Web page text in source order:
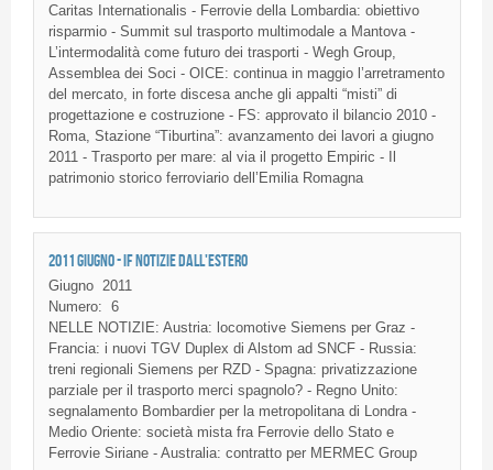
Caritas Internationalis - Ferrovie della Lombardia: obiettivo
risparmio- Summit sul trasporto multimodalea Mantova-
L’intermodalitàcome futuro dei trasporti - WeghGroup,
Assemblea dei Soci - OICE: continua in maggio l’arretramento
del mercato, in forte discesa anche gli appalti “misti” di
progettazionee costruzione- FS: approvato il bilancio2010 -
Roma, Stazione “Tiburtina”: avanzamento dei lavori a giugno
2011 - Trasportoper mare: al via il progettoEmpiric - Il
patrimonio storico ferroviario dell’Emilia Romagna
2011 GIUGNO - IF NOTIZIE DALL'ESTERO
Giugno 2011
Numero: 6
NELLE NOTIZIE: Austria: locomotive Siemens per Graz -
Francia: i nuovi TGV Duplex di Alstom ad SNCF - Russia:
treni regionali Siemens per RZD - Spagna: privatizzazione
parziale per il trasporto merci spagnolo? - Regno Unito:
segnalamento Bombardier per la metropolitana di Londra -
Medio Oriente: società mista fra Ferrovie dello Stato e
Ferrovie Siriane - Australia: contratto per MERMEC Group